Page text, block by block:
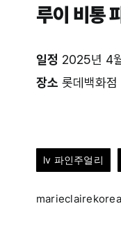
루이 비통
일정 2025년 4
장소 롯데백화
lv 파인주얼리